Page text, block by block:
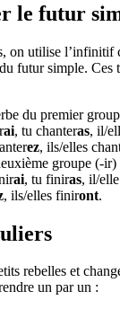
le futur
on utilise l’infinitif
futur simple. Ces
du premier
ai, tu chanteras, il/
ez, ils/elles
groupe (-
ai, tu finiras, il/
, ils/elles finiront.
rebelles et
un par un :